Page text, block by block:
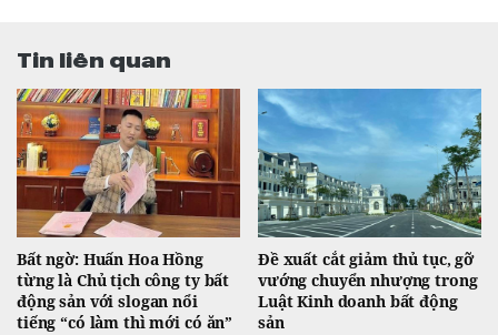
Tin liên quan
Bất ngờ: Huấn Hoa Hồng
từng là Chủ tịch công ty bất
động sản với slogan nổi
tiếng “có làm thì mới có ăn”
Đề xuất cắt giảm thủ tục, gỡ
vướng chuyển nhượng trong
Luật Kinh doanh bất động
sản